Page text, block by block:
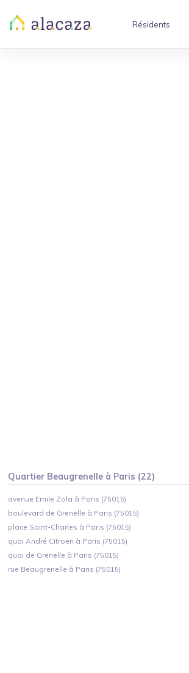
Résidents
Quartier Beaugrenelle à Paris (22)
avenue Emile Zola à Paris (75015)
boulevard de Grenelle à Paris (75015)
place Saint-Charles à Paris (75015)
quai André Citroën à Paris (75015)
quai de Grenelle à Paris (75015)
rue Beaugrenelle à Paris (75015)